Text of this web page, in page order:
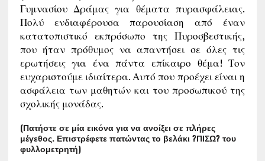
Γυμνασίου Δράμας για θέματα πυρασφάλειας.
Πολύ ενδιαφέρουσα παρουσίαση από έναν
κατατοπιστικό εκπρόσωπο της Πυροσβεστικής,
που ήταν πρόθυμος να απαντήσει σε όλες τις
ερωτήσεις για ένα πάντα επίκαιρο θέμα! Τον
ευχαριστούμε ιδιαίτερα. Αυτό που προέχει είναι η
ασφάλεια των μαθητών και του προσωπικού της
σχολικής μονάδας.
(Πατήστε σε μία εικόνα για να ανοίξει σε πλήρες
μέγεθος. Επιστρέφετε πατώντας το βελάκι ?ΠΙΣΩ? του
φυλλομετρητή)